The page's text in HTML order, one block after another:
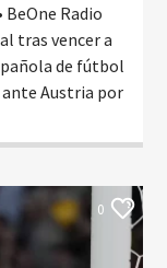
BeOne Radio
tras vencer a
de fútbol
Austria por
0